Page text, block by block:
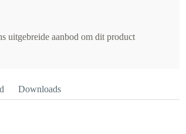
uitgebreide aanbod om dit product
Downloads